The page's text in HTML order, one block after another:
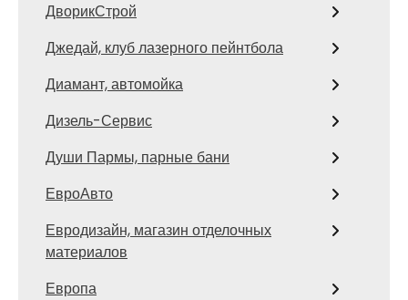
ДворикСтрой
Джедай, клуб лазерного пейнтбола
Диамант, автомойка
Дизель-Сервис
Души Пармы, парные бани
ЕвроАвто
Евродизайн, магазин отделочных
материалов
Европа